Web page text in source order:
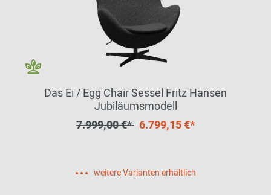
Das Ei / Egg Chair Sessel Fritz Hansen
Jubiläumsmodell
7.999,00 €* 6.799,15 €*
weitere Varianten erhältlich